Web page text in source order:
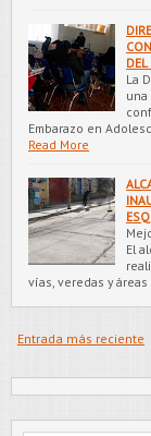
La
Embarazo en
Read More
El
vías, veredas y
Entrada más reciente